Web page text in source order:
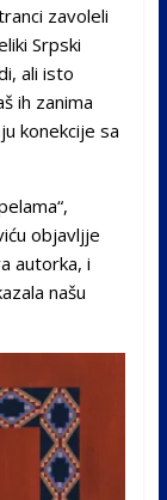
zavoleli
Srpski
ali isto
ih zanima
konekcije sa
objavljje
autorka, i
našu